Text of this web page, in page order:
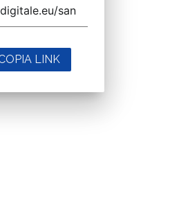
LINK